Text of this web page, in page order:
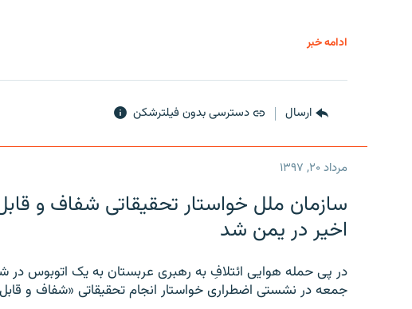
ادامه خبر
ارسال دسترسی بدون فیلترشکن
مرداد ۲۰, ۱۳۹۷
سازمان ملل خواستار تحقیقاتی شفاف و
اخیر در یمن شد
در پی حمله هوایی ائتلافِ به رهبری عربستان به یک اتوبوس
جمعه در نشستی اضطراری خواستار انجام تحقیقاتی «شفاف و